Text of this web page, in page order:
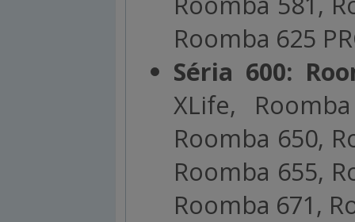
Roomba 625
Séria 600:
XLife,
Roomba 650,
Roomba 655,
Roomba 671,